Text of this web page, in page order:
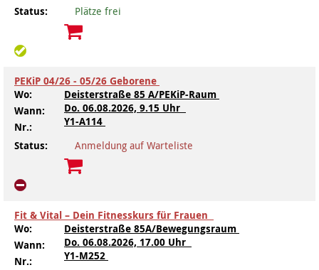
Krippe Schleswiger Straße
Kindertagesstätte Sylter Weg
Kindertagesstätte Tresckowstraße
Kindertagesstätte Voltmerstraße
Kindertagesstätte Levester Straße
Kindertagesstätte Moorlilienweg /
Kindertagesstätte Mühenkamp / Familienzentrum
Kindertagesstätte Petermannstraße /
Familienzentrum
Kindertagesstätte Pfarrlandplatz
Kindertagesstätte Rosenbergstraße
Kindertagesstätte Schneiderberg
Status:
Plätze frei
PEKiP 04/26 - 05/26 Geborene
Wo:
Deisterstraße 85 A/PEKiP-Raum
Wann:
Do. 06.08.2026, 9.15 Uhr
Nr.:
Y1-A114
Status:
Anmeldung auf Warteliste
Fit & Vital – Dein Fitnesskurs für Frauen
Wo:
Deisterstraße 85A/Bewegungsraum
Wann:
Do. 06.08.2026, 17.00 Uhr
Nr.:
Y1-M252